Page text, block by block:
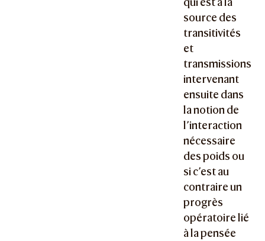
source des
transitivités
et
transmissions
intervenant
ensuite dans
la notion de
l’interaction
nécessaire
des poids ou
si c’est au
contraire un
progrès
opératoire lié
à la pensée